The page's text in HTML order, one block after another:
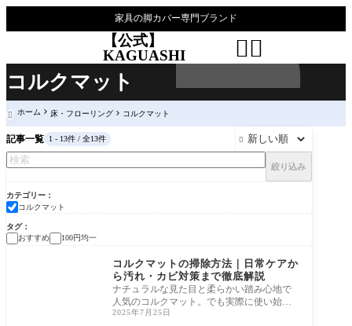
コルクマット
家具の脚カバー専門ブランド
【公式】
KAGUASHI

 ホーム 床・フローリング コルクマット
記事一覧 1 - 13件 / 全13件 
絞り込み
カテゴリー
コルクマット
タグ
おすすめ
100円均一
コルクマットの掃除方法｜日常ケアか
ら汚れ・カビ対策まで徹底解説
ナチュラルな見た目と柔らかい踏み心地で
人気のコルクマット。でも実際に使い始め
ると、「掃除はどうすればいい？」「水に
2025年7月25日